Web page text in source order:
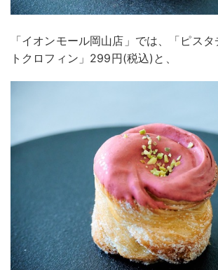
「イオンモール岡山店」では、「ピス
トクロフィン」299円(税込)と、